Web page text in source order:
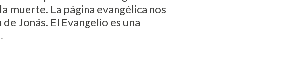
muerte. La página evangélica nos
Jonás. El Evangelio es una